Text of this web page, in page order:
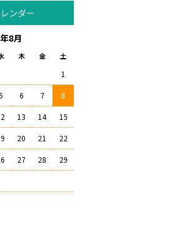
ンダー
8月
木 金 土
1
6 7 8
13 14 15
20 21 22
27 28 29